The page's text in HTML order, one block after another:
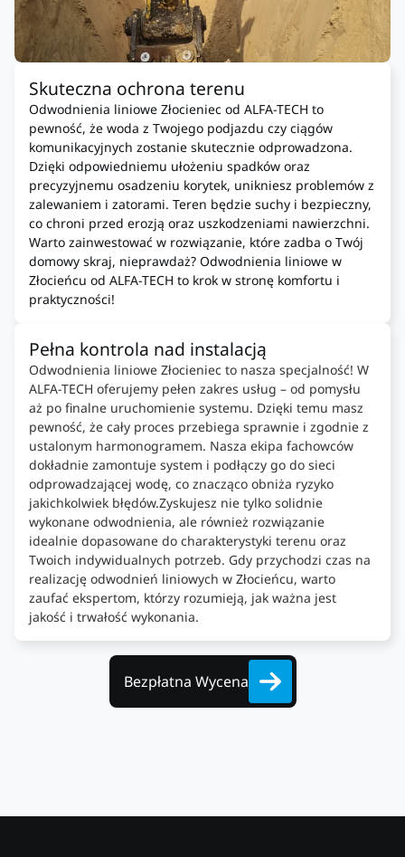
Skuteczna ochrona terenu
Odwodnienia liniowe Złocieniec od ALFA-TECH to
pewność, że woda z Twojego podjazdu czy ciągów
komunikacyjnych zostanie skutecznie odprowadzona.
Dzięki odpowiedniemu ułożeniu spadków oraz
precyzyjnemu osadzeniu korytek, unikniesz problemów z
zalewaniem i zatorami. Teren będzie suchy i bezpieczny,
co chroni przed erozją oraz uszkodzeniami nawierzchni.
Warto zainwestować w rozwiązanie, które zadba o Twój
domowy skraj, nieprawdaż? Odwodnienia liniowe w
Złocieńcu od ALFA-TECH to krok w stronę komfortu i
praktyczności!
Pełna kontrola nad instalacją
Odwodnienia liniowe Złocieniec to nasza specjalność! W
ALFA-TECH oferujemy pełen zakres usług – od pomysłu
aż po finalne uruchomienie systemu. Dzięki temu masz
pewność, że cały proces przebiega sprawnie i zgodnie z
ustalonym harmonogramem. Nasza ekipa fachowców
dokładnie zamontuje system i podłączy go do sieci
odprowadzającej wodę, co znacząco obniża ryzyko
jakichkolwiek błędów.Zyskujesz nie tylko solidnie
wykonane odwodnienia, ale również rozwiązanie
idealnie dopasowane do charakterystyki terenu oraz
Twoich indywidualnych potrzeb. Gdy przychodzi czas na
realizację odwodnień liniowych w Złocieńcu, warto
zaufać ekspertom, którzy rozumieją, jak ważna jest
jakość i trwałość wykonania.
Bezpłatna Wycena